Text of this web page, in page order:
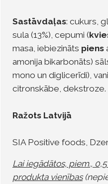
Sastāvdaļas: cukurs,
sula (13%), cepumi (
masa, iebiezināts piens
amonija bikarbonāts)
mono un diglicerīdi),
citronskābe, dekstroze.
Ražots Latvijā
SIA Positive foods,
Lai iegādātos, piem.,
produkta vienības